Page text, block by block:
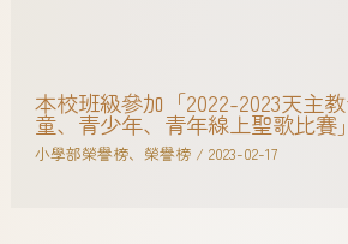
本校班級參加「2022-2023天主
童、青少年、青年線上聖歌比賽」
小學部榮譽榜、 榮譽榜/ 2023-02-17